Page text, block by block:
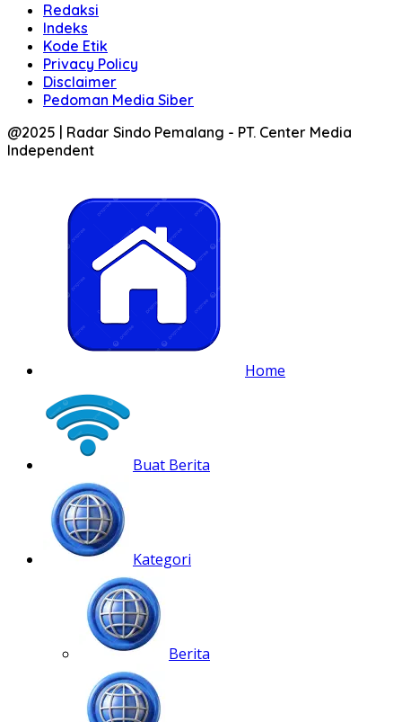
Redaksi
Indeks
Kode Etik
Privacy Policy
Disclaimer
Pedoman Media Siber
@2025 | Radar Sindo Pemalang - PT. Center Media
Independent
Home
Buat Berita
Kategori
Berita